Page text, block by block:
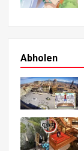
Abholen